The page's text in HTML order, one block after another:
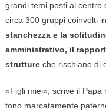
grandi temi posti al centro
circa 300 gruppi coinvolti
stanchezza e la
amministrativo, il
struttureche rischiano di
«Figli miei», scrive il Papa
tono marcatamente